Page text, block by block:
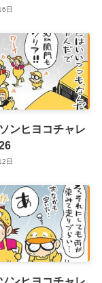
日
ンヒヨコチャレ
日